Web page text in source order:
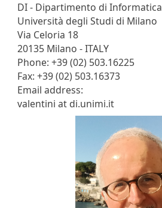
DI - Dipartimento di Informatica
Università degli Studi di Milano
Via Celoria 18
20135 Milano - ITALY
Phone: +39 (02) 503.16225
Fax: +39 (02) 503.16373
Email address:
valentini at di.unimi.it